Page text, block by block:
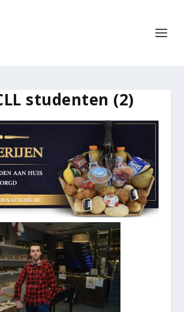
studenten (2)